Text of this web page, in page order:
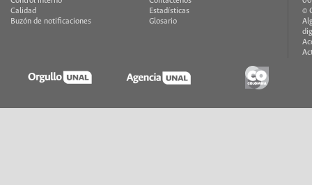
Calidad
Buzón de notificaciones
Estadísticas
Glosario
©